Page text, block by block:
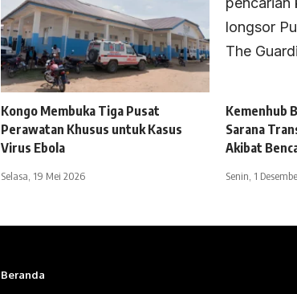
Kongo Membuka Tiga Pusat
Perawatan Khusus untuk Kasus
Virus Ebola
Selasa, 19 Mei 2026
Kemenhub
Sarana
Akibat
Senin, 1
Beranda